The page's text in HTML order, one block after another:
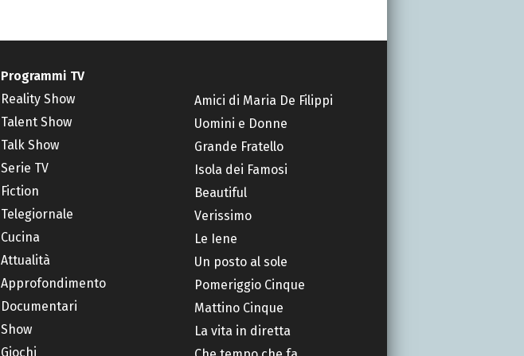
Programmi TV
Reality Show
Talent Show
Talk Show
Serie TV
Fiction
Telegiornale
Cucina
Attualità
Approfondimento
Documentari
Show
Giochi
Amici di Maria De Filippi
Uomini e Donne
Grande Fratello
Isola dei Famosi
Beautiful
Verissimo
Le Iene
Un posto al sole
Pomeriggio Cinque
Mattino Cinque
La vita in diretta